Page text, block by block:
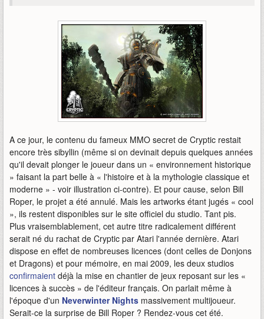
A ce jour, le contenu du fameux MMO secret de Cryptic restait
encore très sibyllin (même si on devinait depuis quelques années
qu'il devait plonger le joueur dans un « environnement historique
» faisant la part belle à « l'histoire et à la mythologie classique et
moderne » - voir illustration ci-contre). Et pour cause, selon Bill
Roper, le projet a été annulé. Mais les artworks étant jugés « cool
», ils restent disponibles sur le site officiel du studio. Tant pis.
Plus vraisemblablement, cet autre titre radicalement différent
serait né du rachat de Cryptic par Atari l'année dernière. Atari
dispose en effet de nombreuses licences (dont celles de Donjons
et Dragons) et pour mémoire, en mai 2009, les deux studios
confirmaient déjà la mise en chantier de jeux reposant sur les «
licences à succès » de l'éditeur français. On parlait même à
l'époque d'un Neverwinter Nights massivement multijoueur.
Serait-ce la surprise de Bill Roper ? Rendez-vous cet été.